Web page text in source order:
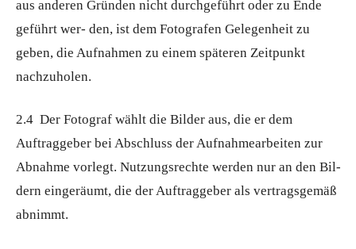
aus anderen Gründen nicht durchgeführt oder zu Ende
geführt wer- den, ist dem Fotografen Gelegenheit zu
geben, die Aufnahmen zu einem späteren Zeitpunkt
nachzuholen.
2.4 Der Fotograf wählt die Bilder aus, die er dem
Auftraggeber bei Abschluss der Aufnahmearbeiten zur
Abnahme vorlegt. Nutzungsrechte werden nur an den Bil-
dern eingeräumt, die der Auftraggeber als vertragsgemäß
abnimmt.